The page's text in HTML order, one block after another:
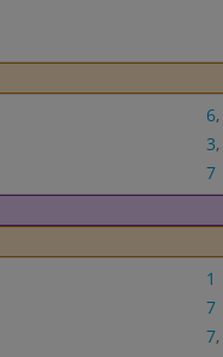
6,
3,
7
1
7
7,